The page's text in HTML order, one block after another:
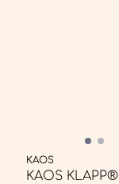
KAOS
KAOS KLAPP®